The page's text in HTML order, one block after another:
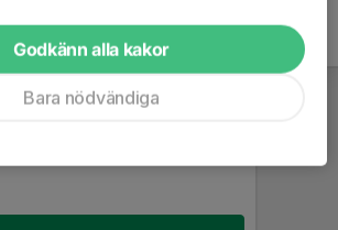
Godkänn alla kakor
Bara nödvändiga